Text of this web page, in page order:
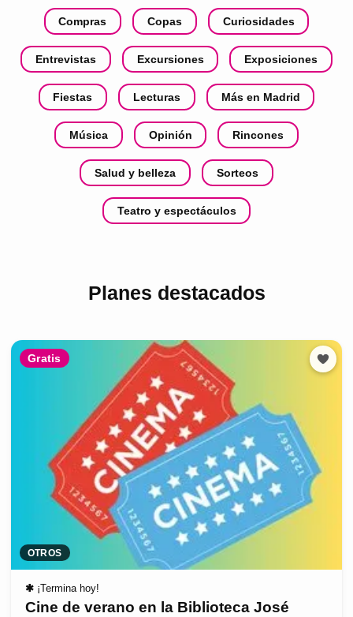
Compras Copas Curiosidades
Entrevistas Excursiones Exposiciones
Fiestas Lecturas Más en Madrid
Música Opinión Rincones
Salud y belleza Sorteos
Teatro y espectáculos
Planes destacados
Gratis
OTROS
✱ ¡Termina hoy!
Cine de verano en la Biblioteca José